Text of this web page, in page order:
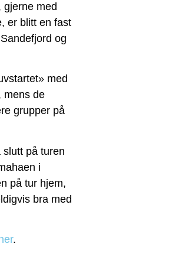
gjerne med
er blitt en fast
og
med
mens de
grupper på
slutt på turen
i
på tur hjem,
bra med
.